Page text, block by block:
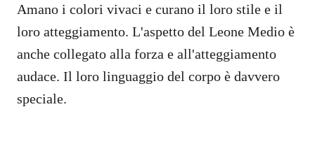
Amano i colori vivaci e curano il loro stile e il
loro atteggiamento. L'aspetto del Leone Medio è
anche collegato alla forza e all'atteggiamento
audace. Il loro linguaggio del corpo è davvero
speciale.